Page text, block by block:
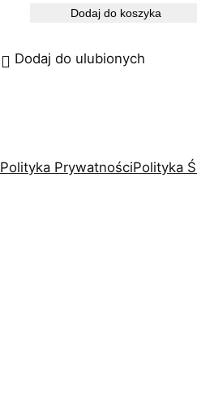
Dodaj do koszyka
Dodaj do ulubionych
Polityka PrywatnościPolityka